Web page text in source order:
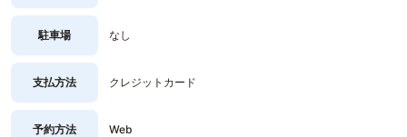
駐車場 なし
支払方法 クレジットカード
予約方法 Web